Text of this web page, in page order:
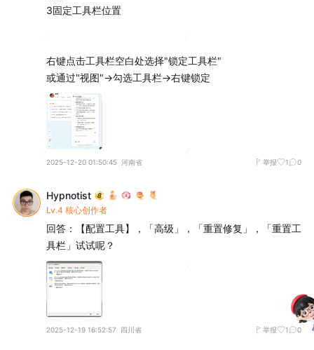
3固定工具栏位置
右键点击工具栏空白处选择"锁定工具栏"
或通过"视图"→勾选工具栏→右键锁定
2025-12-20 01:50:45 河南省 举报 1 0
Hypnotist
Lv.4 核心创作者
回答：【配置工具】，「高级」，「重置修复」，「重置工
具栏」试试呢？
2025-12-19 16:52:57 四川省 举报 1 0